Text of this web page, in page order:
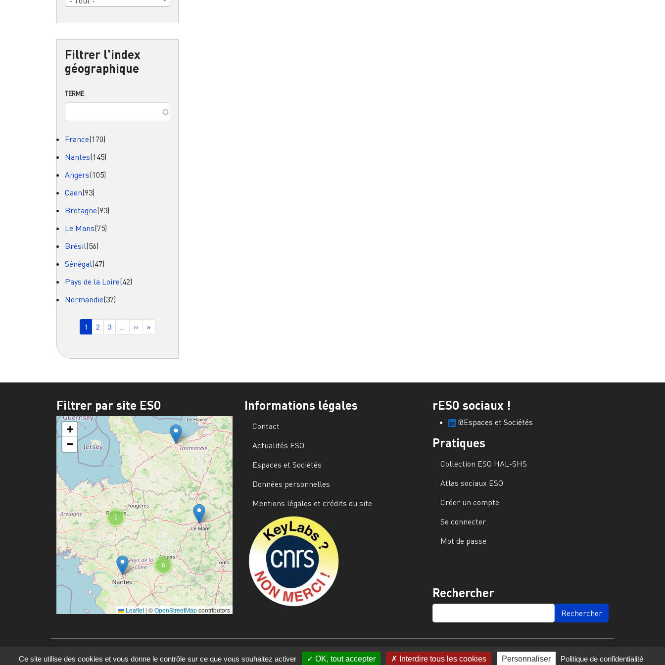
Filtrer l'index
géographique
TERME
France(170)
Nantes(145)
Angers(105)
Caen(93)
Bretagne(93)
Le Mans(75)
Brésil(56)
Sénégal(47)
Pays de la Loire(42)
Normandie(37)
Pagination
Page courante
1 Page
2 Page
3 Page suivante
›› Dernière page
»
Filtrer par site ESO
6
5
+
−
Leaflet | ©OpenStreetMapcontributors
Informations légales
Contact
Actualités ESO
Espaces et Sociétés
Données personnelles
Mentions légales et crédits du site
rESO sociaux !
@Espaces et Sociétés
Pratiques
Collection ESO HAL-SHS
Atlas sociaux ESO
Créer un compte
Se connecter
Mot de passe
Rechercher
SEARCH
Ce site utilise des cookies et vous donne le contrôle sur ce que vous souhaitez activer OK, tout accepter Interdire tous les cookies Personnaliser Politique de confidentialité